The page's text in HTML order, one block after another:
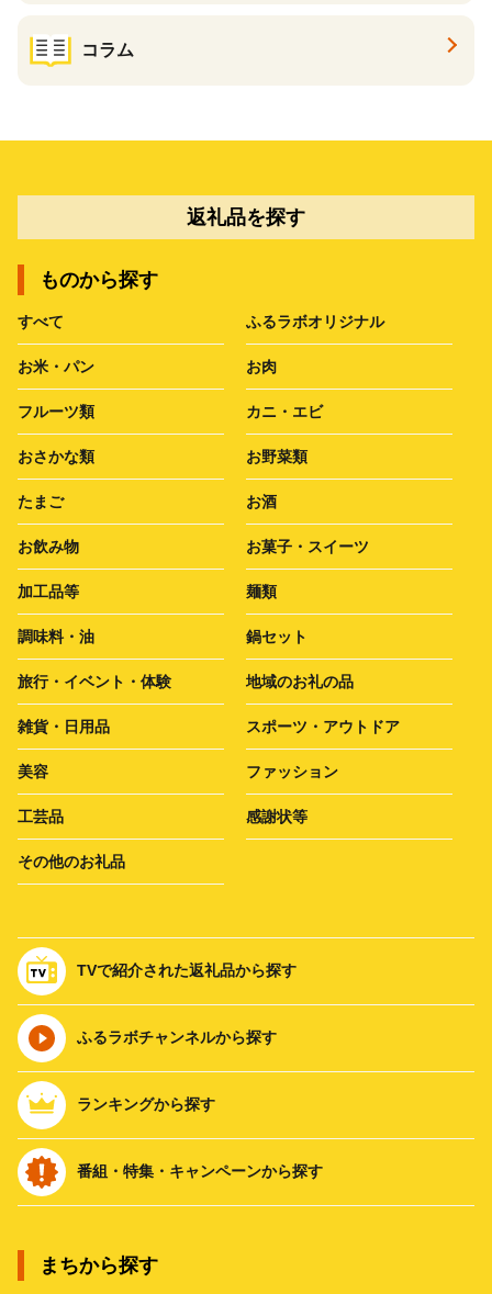
コラム
返礼品を探す
ものから探す
すべて ふるラボオリジナル
お米・パン お肉
フルーツ類 カニ・エビ
おさかな類 お野菜類
たまご お酒
お飲み物 お菓子・スイーツ
加工品等 麺類
調味料・油 鍋セット
旅行・イベント・体験 地域のお礼の品
雑貨・日用品 スポーツ・アウトドア
美容 ファッション
工芸品 感謝状等
その他のお礼品
TVで紹介された返礼品から探す
ふるラボチャンネルから探す
ランキングから探す
番組・特集・キャンペーンから探す
まちから探す